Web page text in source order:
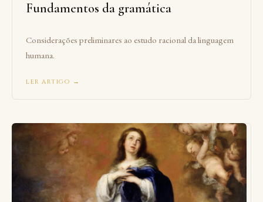
Fundamentos da gramática
Considerações preliminares ao estudo racional da linguagem
humana.
ler artigo →